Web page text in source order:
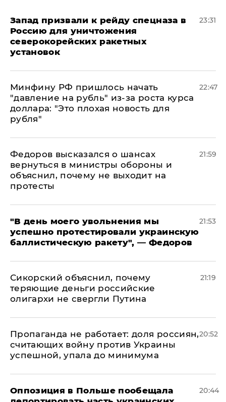
Запад призвали к рейду спецназа в
Россию для уничтожения
северокорейских ракетных
установок
23:31
Минфину РФ пришлось начать
"давление на рубль" из-за роста курса
доллара: "Это плохая новость для
рубля"
22:47
Федоров высказался о шансах
вернуться в министры обороны и
объяснил, почему не выходит на
протесты
21:59
​"В день моего увольнения мы
успешно протестировали украинскую
баллистическую ракету", — Федоров
21:53
Сикорский объяснил, почему
теряющие деньги российские
олигархи не свергли Путина
21:19
​Пропаганда не работает: доля россиян,
считающих войну против Украины
успешной, упала до минимума
20:52
Оппозиция в Польше пообещала
20:44